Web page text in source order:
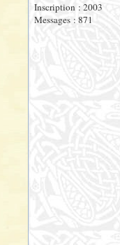
Inscription : 2003
Messages : 871